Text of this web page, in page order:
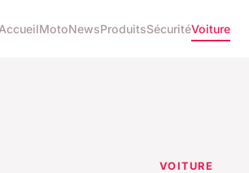
AccueilMotoNewsProduitsSécuritéVoiture
VOITURE